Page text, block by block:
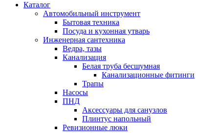
Каталог
Автомобильный инструмент
Бытовая техника
Посуда и кухонная утварь
Инженерная сантехника
Ведра, тазы
Канализация
Белая труба бесшумная
Канализационные фитинги
Трапы
Насосы
ПНД
Аксессуары для санузлов
Плинтус напольный
Ревизионные люки